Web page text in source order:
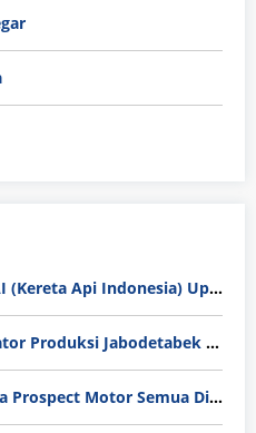
Gaji Karyawan PT KAI (Kereta Api Indonesia) Update 2025
Rata-Rata Gaji Operator Produksi Jabodetabek 2025: Bedah Tuntas UMK, Lemburan, dan Realita Hidup Buruh
Gaji Karyawan Honda Prospect Motor Semua Divisi